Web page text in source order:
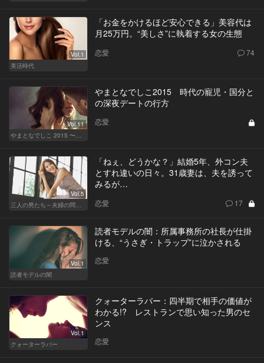
Vol.1
美活時代
「お金をかけるほど安心できる」美容代は
月25万円。“美しさ”に執着する女の生態
恋愛 74
Vol.11
やまとなでしこ2015 時代の寵児・国分と
の深夜デートの行方
恋愛
Vol.5
「ねぇ、どうかな？」結婚5年、外コン夫
とすれ違いの日々。31歳妻は、夫を誘って
みるが…
恋愛 17
Vol.1
読者モデルの闇
読者モデルの闇：所属事務所の社長が仕掛
ける、“うさぎ・トラップ”に泣かされる
恋愛
Vol.1
クォーターラバー
クォーターラバー：四半期で相手の価値が
わかる!? レストランで思い知った男のセ
ンス
恋愛